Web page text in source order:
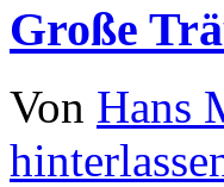
Große
Von Hans